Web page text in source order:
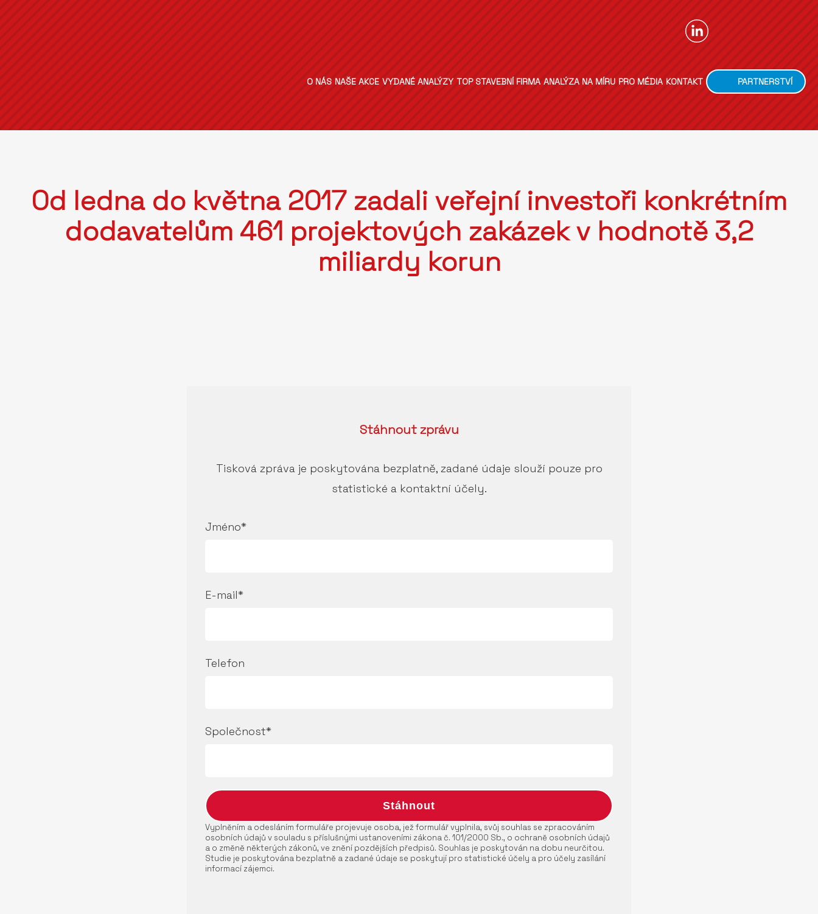
O NÁS NAŠE AKCE VYDANÉ ANALÝZY TOP STAVEBNÍ FIRMA ANALÝZA NA MÍRU PRO MÉDIA KONTAKT PARTNERSTVÍ
Od ledna do května 2017 zadali veřejní investoři konkrétním
dodavatelům 461 projektových zakázek v hodnotě 3,2
miliardy korun
Stáhnoutzprávu
Tisková zpráva je poskytována bezplatně, zadané údaje slouží pouze pro
statistické a kontaktní účely.
Jméno*
E-mail*
Telefon
Společnost*
Vyplněním a odesláním formuláře projevuje osoba, jež formulář vyplnila, svůj souhlas se zpracováním
osobních údajů v souladu s příslušnými ustanoveními zákona č. 101/2000 Sb., o ochraně osobních údajů
a o změně některých zákonů, ve znění pozdějších předpisů. Souhlas je poskytován na dobu neurčitou.
Studie je poskytována bezplatně a zadané údaje se poskytují pro statistické účely a pro účely zasílání
informací zájemci.